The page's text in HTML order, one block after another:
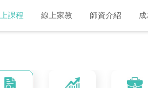
課程 線上家教 師資介紹